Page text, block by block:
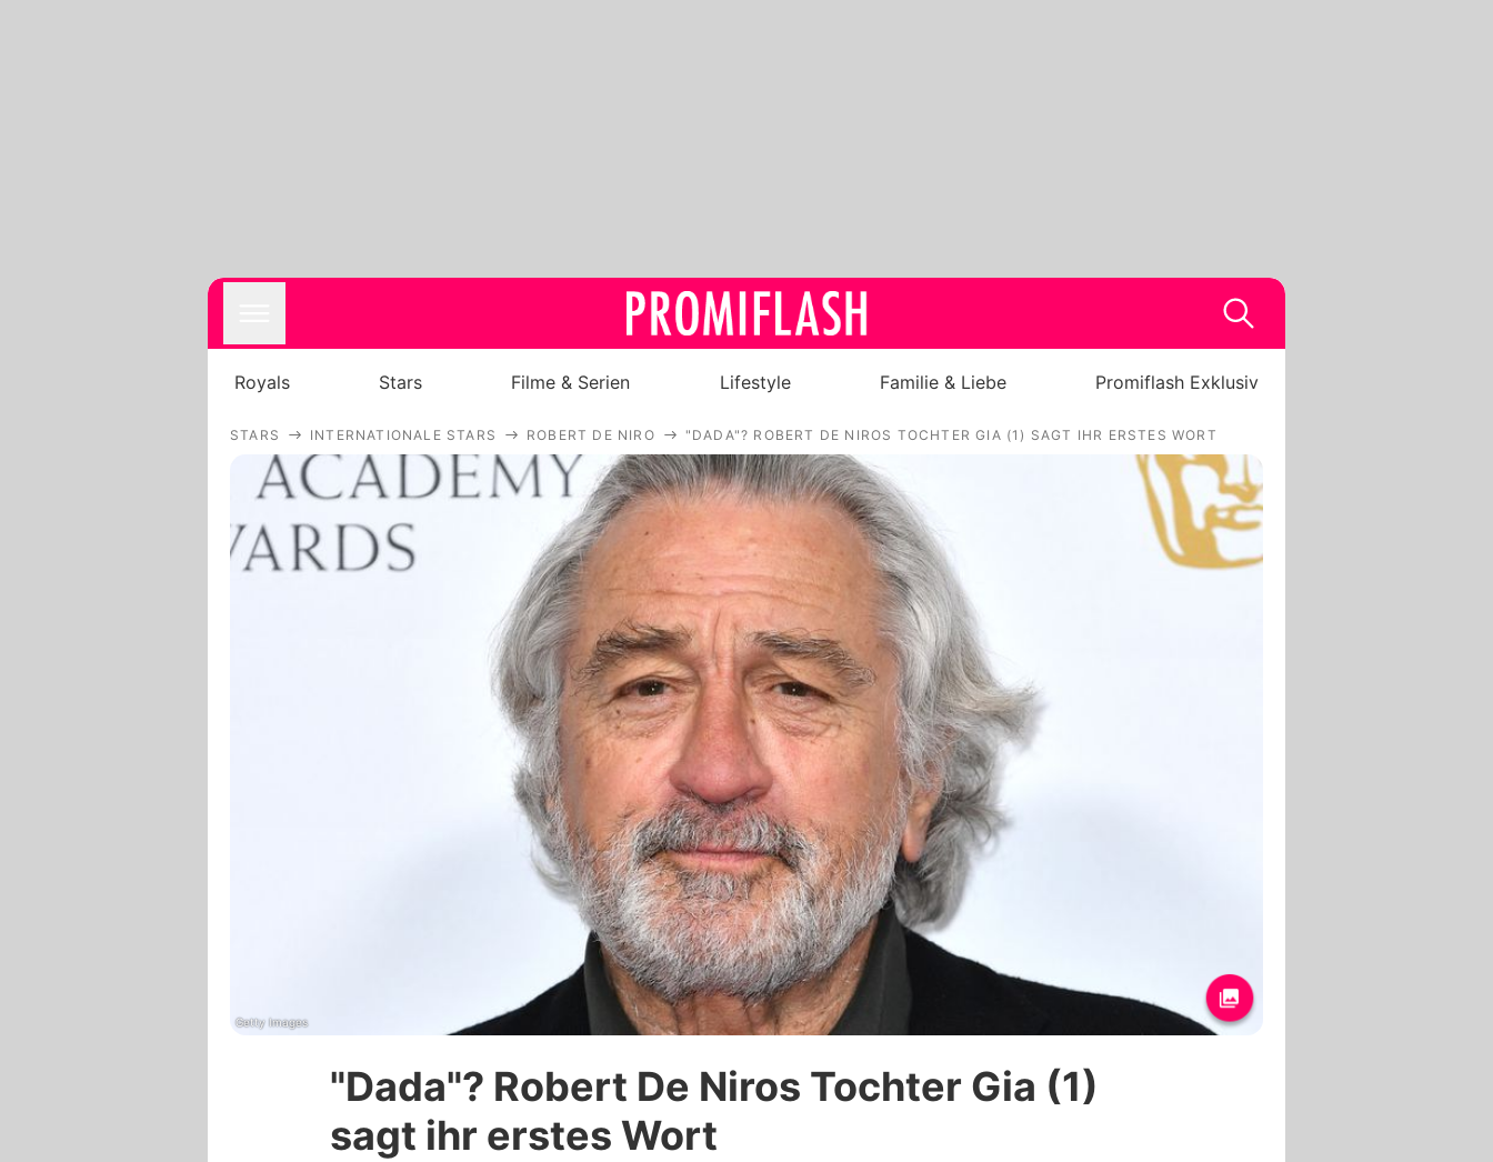
Royals
Stars
Filme & Serien
Lifestyle
Familie & Liebe
Promiflash Exklusiv
Alle Themen auf Promiflash
Jobs
App runterladen
Team
Redaktionelle Richtlinien
Impressum
Datenschutzerklärung
Nutzungsbedingungen
Utiq verwalten
Royals Stars Filme & Serien Lifestyle Familie & Liebe Promiflash Exklusiv
STARS INTERNATIONALE STARS ROBERT DE NIRO "DADA"? ROBERT DE NIROS TOCHTER GIA (1) SAGT IHR ERSTES WORT
Getty Images
"Dada"? Robert De Niros Tochter Gia (1)
sagt ihr erstes Wort